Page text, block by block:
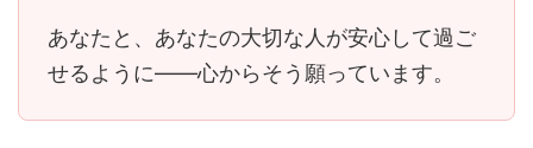
あなたと、あなたの大切な人が安心して過ご
せるように――心からそう願っています。